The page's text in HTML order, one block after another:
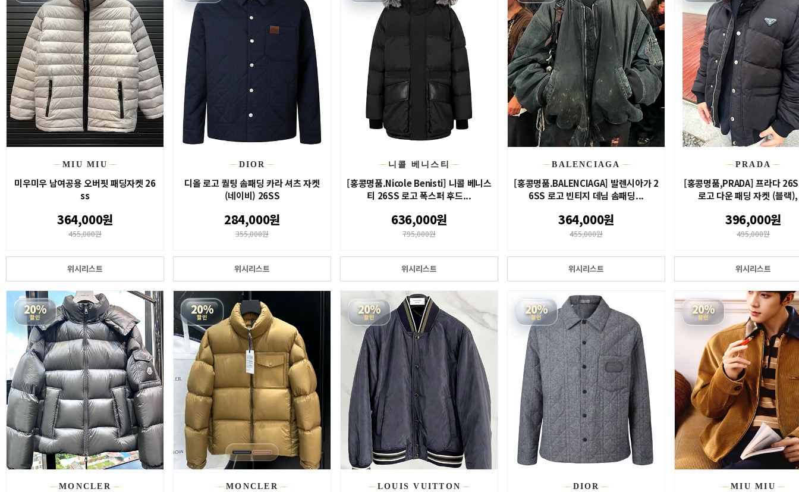
MIU MIU
미우미우 남여공용 오버핏 패딩자켓 26
ss
364,000원
455,000원
위시리스트
DIOR
디올 로고 퀄팅 솜패딩 카라 셔츠 자켓
(네이비) 26SS
284,000원
355,000원
위시리스트
니콜 베니스티
[홍콩명품.Nicole Benisti] 니콜 베니스
티 26SS 로고 폭스퍼 후드...
636,000원
795,000원
위시리스트
BALENCIAGA
[홍콩명품.BALENCIAGA] 발렌시아가 2
6SS 로고 빈티지 데님 솜패딩...
364,000원
455,000원
위시리스트
PRADA
[홍콩명품,PRADA] 프라다
로고 다운 패딩 자켓 (블랙
396,000원
495,000원
위시리스트
20%
할인
MONCLER
20%
할인
MONCLER
20%
할인
LOUIS VUITTON
20%
할인
DIOR
20%
할인
MIU MIU